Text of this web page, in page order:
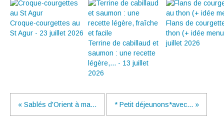
Croque-courgettes au
St Agur - 23 juillet 2026
Terrine de cabillaud et
saumon : une recette
légère,... - 13 juillet
2026
Flans de
thon (+ idée
juillet 2026
« Sablés d'Orient à ma... * Petit déjeunons*avec... »